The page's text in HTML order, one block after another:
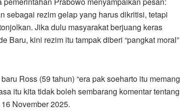
sebagai rezim gelap yang harus dikritisi, tetapi
Jika dulu masyarakat berjuang keras
Baru, kini rezim itu tampak diberi “pangkat moral”
Ross (59 tahun) “era pak soeharto itu memang
itu kita tidak boleh sembarang komentar tentang
November 2025.